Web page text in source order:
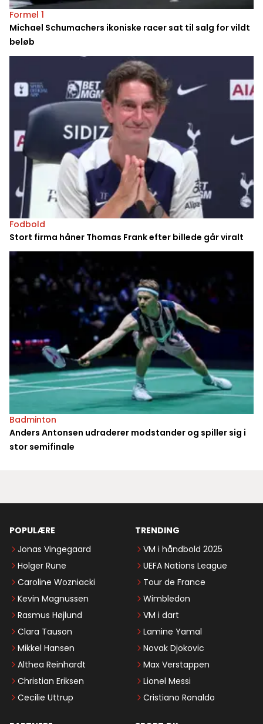
Formel 1
Michael Schumachers ikoniske racer sat til salg for vildt
beløb
Fodbold
Stort firma håner Thomas Frank efter billede går viralt
Badminton
Anders Antonsen udraderer modstander og spiller sig i
stor semifinale
POPULÆRE
Jonas Vingegaard
Holger Rune
Caroline Wozniacki
Kevin Magnussen
Rasmus Højlund
Clara Tauson
Mikkel Hansen
Althea Reinhardt
Christian Eriksen
Cecilie Uttrup
TRENDING
VM i håndbold 2025
UEFA Nations League
Tour de France
Wimbledon
VM i dart
Lamine Yamal
Novak Djokovic
Max Verstappen
Lionel Messi
Cristiano Ronaldo